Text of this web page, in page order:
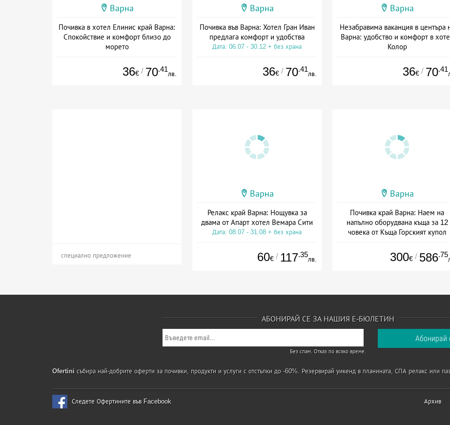
Варна
Почивка в хотел Елинис край Варна:
Спокойствие и комфорт близо до
морето
36€ / 70.41
лв.
Варна
Почивка във Варна: Хотел Гран Иван
предлага комфорт и удобства
Дата: 06.07 - 30.12 + без храна
36€ / 70.41
лв.
Варна
Незабравима ваканция в центъра
Варна: удобство и комфорт в
Колор
36€ / 70.41
специално предложение
Варна
Релакс край Варна: Нощувка за
двама от Апарт хотел Вемара Сити
Дата: 08.07 - 31.08 + без храна
60€ / 117.35
лв.
Варна
Почивка край Варна: Наем на
напълно оборудвана къща за 12
човека от Къща Горският купол
300€ / 586.75
АБОНИРАЙ СЕ ЗА НАШИЯ Е-БЮЛЕТИН
Без спам. Отказ по всяко време.
Ofertini събира най-добрите оферти за почивки, продукти и услуги с отстъпки до -60%. Резервирай уикенд в планината, СПА релакс или
Следете Офертините във Facebook Архив